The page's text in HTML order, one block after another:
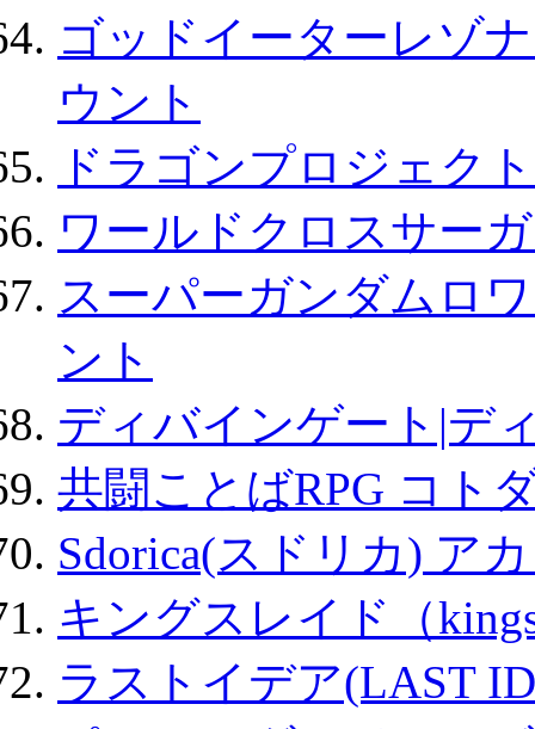
ゴッドイーターレゾ
ウント
ドラゴンプロジェク
ワールドクロスサー
スーパーガンダムロ
ント
ディバインゲート|デ
共闘ことばRPG コト
Sdorica(スドリカ) ア
キングスレイド（
ラストイデア(LAST